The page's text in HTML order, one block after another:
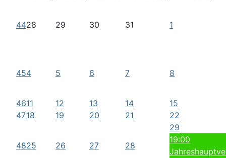
4428 29 30 31 1
454 5 6 7 8
4611 12 13 14
15
4718 19 20 21 22
4825 26 27 28
29
19:00